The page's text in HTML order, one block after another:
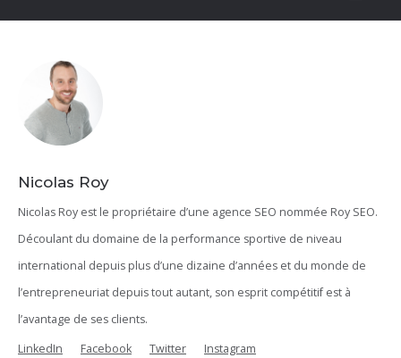
Nicolas Roy
Nicolas Roy est le propriétaire d’une agence SEO nommée Roy SEO.
Découlant du domaine de la performance sportive de niveau
international depuis plus d’une dizaine d’années et du monde de
l’entrepreneuriat depuis tout autant, son esprit compétitif est à
l’avantage de ses clients.
LinkedIn
Facebook Twitter Instagram